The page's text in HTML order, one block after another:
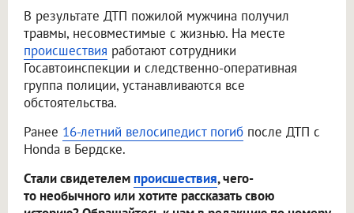
В результате ДТП пожилой мужчина получил
травмы, несовместимые с жизнью. На месте
происшествия работают сотрудники
Госавтоинспекции и следственно-оперативная
группа полиции, устанавливаются все
обстоятельства.
Ранее 16-летний велосипедист погиб после ДТП с
Honda в Бердске.
Стали свидетелем происшествия, чего-
то необычного или хотите рассказать свою